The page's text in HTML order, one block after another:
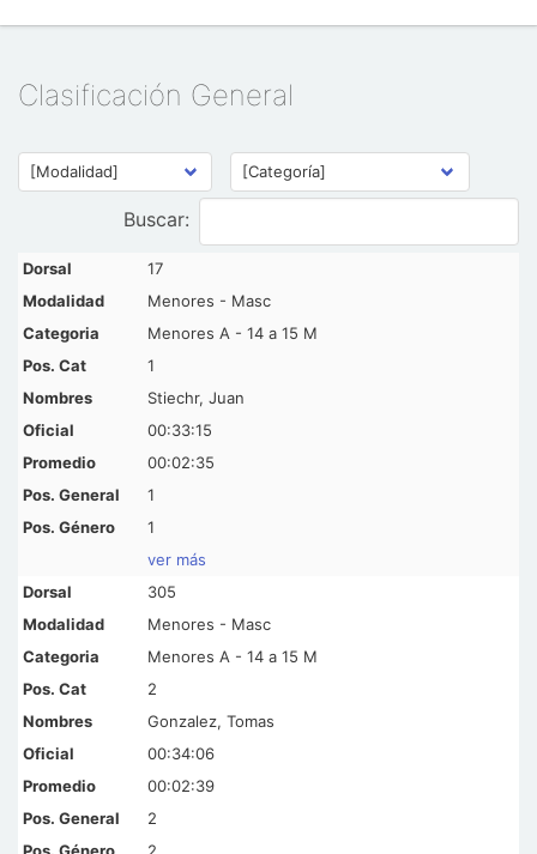
Clasificación General
Buscar:
17
Menores - Masc
Menores A - 14 a 15 M
1
Stiechr, Juan
00:33:15
00:02:35
1
1
ver más
305
Menores - Masc
Menores A - 14 a 15 M
2
Gonzalez, Tomas
00:34:06
00:02:39
2
2